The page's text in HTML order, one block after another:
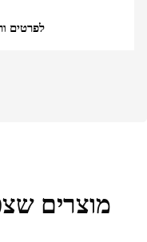
לפרטים
מוצרים